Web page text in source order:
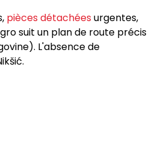
pièces détachées urgentes,
suit un plan de route précis
L'absence de